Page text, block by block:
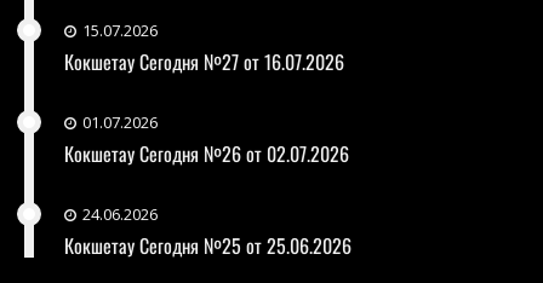
15.07.2026
Кокшетау Сегодня №27 от 16.07.2026
01.07.2026
Кокшетау Сегодня №26 от 02.07.2026
24.06.2026
Кокшетау Сегодня №25 от 25.06.2026